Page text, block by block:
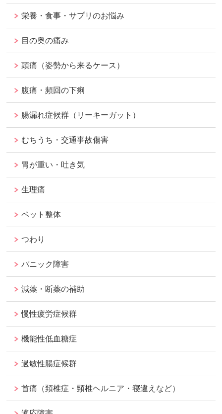
栄養・食事・サプリのお悩み
目の奥の痛み
頭痛（姿勢から来るケース）
腹痛・頻回の下痢
腸漏れ症候群（リーキーガット）
むちうち・交通事故傷害
胃が重い・吐き気
生理痛
ペット整体
つわり
パニック障害
減薬・断薬の補助
慢性疲労症候群
機能性低血糖症
過敏性腸症候群
首痛（頚椎症・頸椎ヘルニア・寝違えなど）